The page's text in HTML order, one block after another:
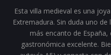
Esta villa medieval es una
Extremadura. Sin duda uno
más encanto de
gastronómica excelente.